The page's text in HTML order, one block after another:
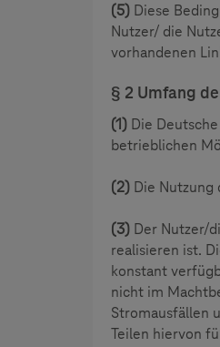
(5) Diese
Nutzer/ die
vorhandenen
§ 2 Umfang
(1) Die
betrieblichen
(2) Die Nutzung
(3) Der Nutzer/
realisieren ist.
konstant
nicht im
Stromausfällen
Teilen hiervon